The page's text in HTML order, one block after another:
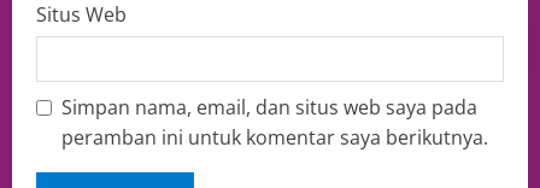
Situs Web
Simpan nama, email, dan situs web saya pada
peramban ini untuk komentar saya berikutnya.